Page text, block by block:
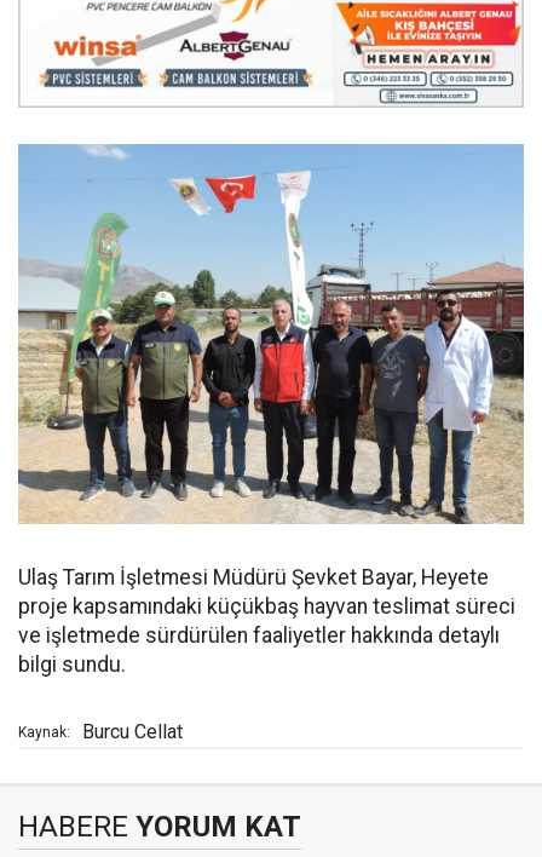
Ulaş Tarım İşletmesi Müdürü Şevket Bayar, Heyete
proje kapsamındaki küçükbaş hayvan teslimat süreci
ve işletmede sürdürülen faaliyetler hakkında detaylı
bilgi sundu.
Kaynak: Burcu Cellat
HABERE YORUM KAT